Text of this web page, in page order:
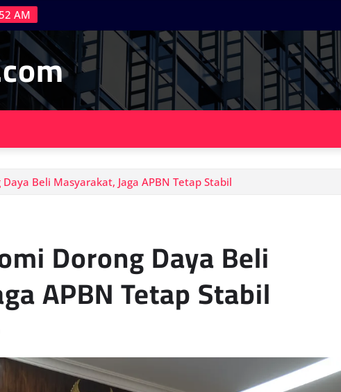
AM
Beli Masyarakat, Jaga APBN Tetap Stabil
Dorong Daya Beli
APBN Tetap Stabil